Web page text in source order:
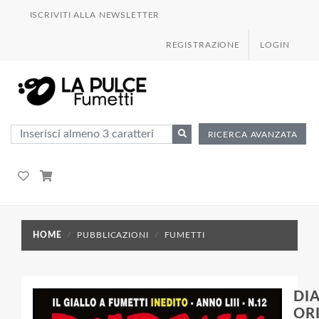
ISCRIVITI ALLA NEWSLETTER
REGISTRAZIONE LOGIN
RICERCA AVANZATA
HOME PUBBLICAZIONI FUMETTI